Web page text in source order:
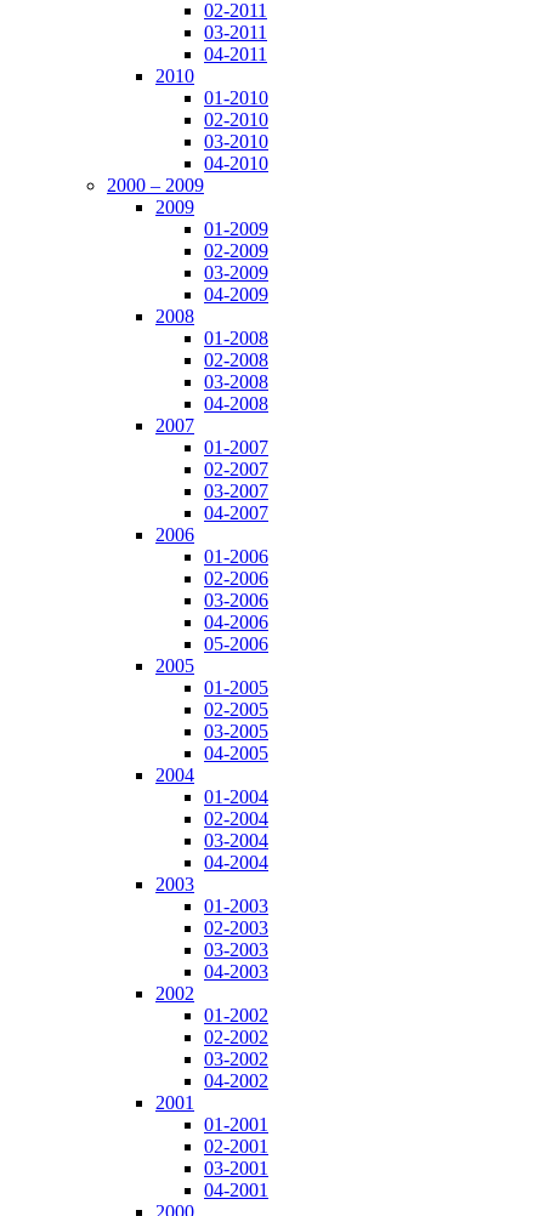
02-2011
03-2011
04-2011
2010
01-2010
02-2010
03-2010
04-2010
2000 – 2009
2009
01-2009
02-2009
03-2009
04-2009
2008
01-2008
02-2008
03-2008
04-2008
2007
01-2007
02-2007
03-2007
04-2007
2006
01-2006
02-2006
03-2006
04-2006
05-2006
2005
01-2005
02-2005
03-2005
04-2005
2004
01-2004
02-2004
03-2004
04-2004
2003
01-2003
02-2003
03-2003
04-2003
2002
01-2002
02-2002
03-2002
04-2002
2001
01-2001
02-2001
03-2001
04-2001
2000